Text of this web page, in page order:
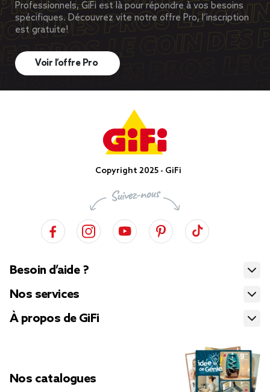
Professionnels, GiFi est là pour répondre à vos besoins
spécifiques. Découvrez vite notre offre Pro, l’inscription
est gratuite!
Voir l’offre Pro
Copyright 2025 - GiFi
Besoin d’aide ?
Nos services
À propos de GiFi
Nos catalogues